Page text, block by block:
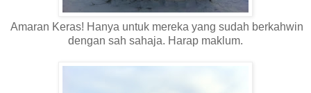
Amaran Keras! Hanya untuk mereka yang sudah berkahwin
dengan sah sahaja. Harap maklum.